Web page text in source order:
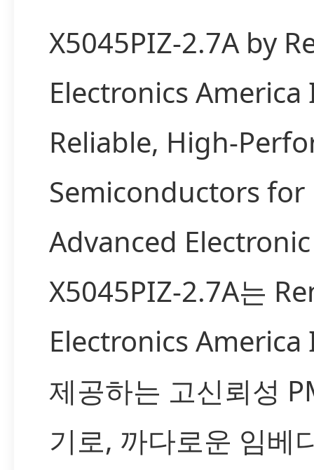
X5045PIZ-2.7A by
Electronics
Reliable, High-
Semiconductors for
Advanced
X5045PIZ-2.7A는
Electronics America
제공하는 고신뢰성
기로, 까다로운 임베